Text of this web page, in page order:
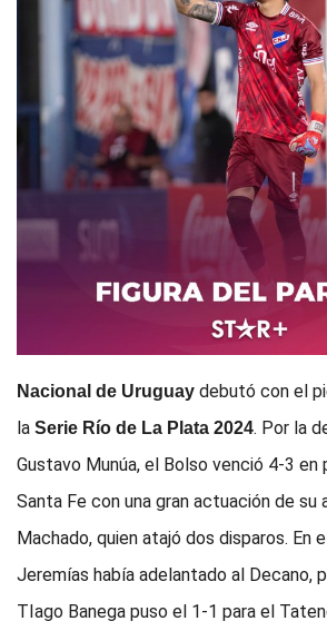
Nacional de Uruguay debutó con el
la Serie Río de La Plata 2024. Por la
Gustavo Munúa, el Bolso venció 4-3 en
Santa Fe con una gran actuación de su
Machado, quien atajó dos disparos. En
Jeremías había adelantado al Decano,
TIago Banega puso el 1-1 para el